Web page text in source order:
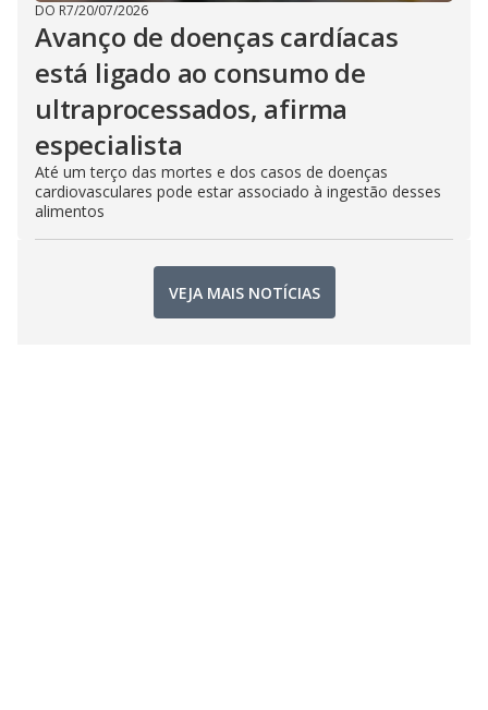
DO R7/20/07/2026
Avanço de doenças cardíacas
está ligado ao consumo de
ultraprocessados, afirma
especialista
Até um terço das mortes e dos casos de doenças
cardiovasculares pode estar associado à ingestão desses
alimentos
VEJA MAIS NOTÍCIAS